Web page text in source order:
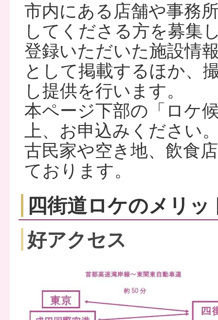
市内にある店舗や事務
してくださる方を募集
登録いただいた施設情
として掲載するほか、
し提供を行います。
本ページ下部の「ロケ
上、お申込みください
古民家や空き地、飲食
ております。
四街道ロケのメリッ
好アクセス